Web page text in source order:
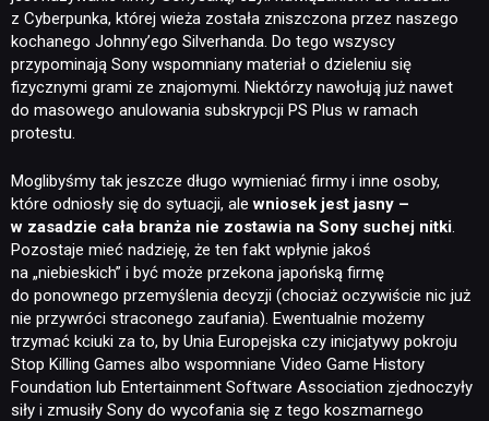
NEWSY
RECENZJE
PUBLICYSTYKA
KULTURA
RETRO
z Cyberpunka, której wieża została zniszczona przez naszego
kochanego Johnny’ego Silverhanda. Do tego wszyscy
przypominają Sony wspomniany materiał o dzieleniu się
fizycznymi grami ze znajomymi. Niektórzy nawołują już nawet
do masowego anulowania subskrypcji PS Plus w ramach
protestu.
Moglibyśmy tak jeszcze długo wymieniać firmy i inne osoby,
które odniosły się do sytuacji, alewniosek jest jasny –
w zasadzie cała branża nie zostawia na Sony suchej nitki.
Pozostaje mieć nadzieję, że ten fakt wpłynie jakoś
na „niebieskich” i być może przekona japońską firmę
do ponownego przemyślenia decyzji (chociaż oczywiście nic już
nie przywróci straconego zaufania). Ewentualnie możemy
trzymać kciuki za to, by Unia Europejska czy inicjatywy pokroju
Stop Killing Games albo wspomniane Video Game History
Foundation lub Entertainment Software Association zjednoczyły
siły i zmusiły Sony do wycofania się z tego koszmarnego